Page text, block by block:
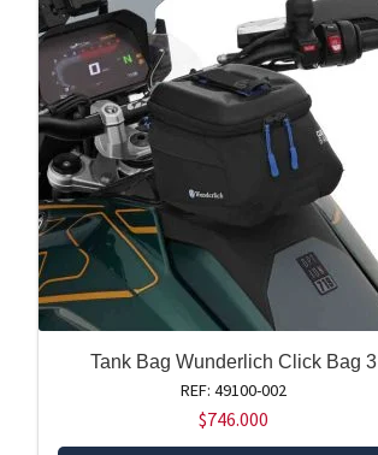
Tank Bag Wunderlich Click Bag 3
REF: 49100-002
$746.000